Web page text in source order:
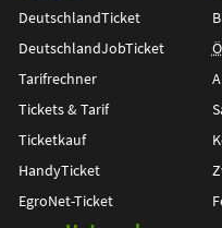
DeutschlandTicket
DeutschlandJobTicket
Tarifrechner
Tickets & Tarif
Ticketkauf
HandyTicket
EgroNet-Ticket